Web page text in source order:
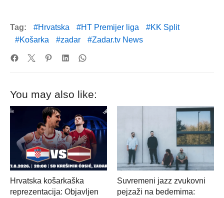
Tag: Hrvatska HT Premijer liga
KK Split
Košarka
zadar Zadar.tv News
You may also like:
Hrvatska košarkaška
reprezentacija: Objavljen
Suvremeni jazz zvukovni
pejzaži na bedemima: